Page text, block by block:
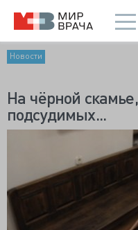
Новости
На чёрной
подсудимых...